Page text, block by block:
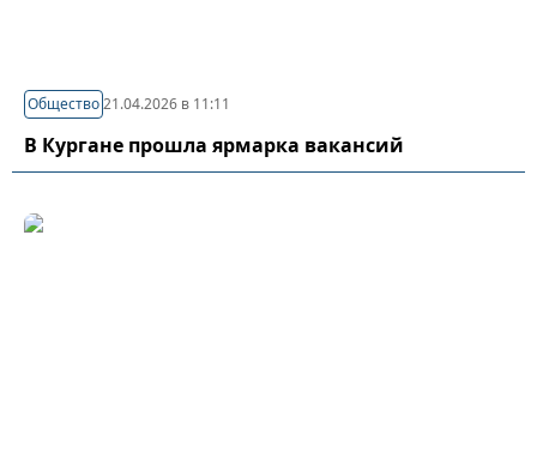
Общество21.04.2026 в 11:11
В Кургане прошла ярмарка вакансий